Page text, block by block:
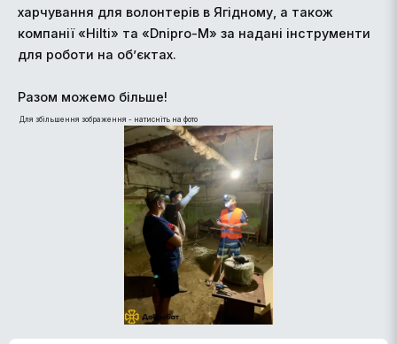
харчування для волонтерів в Ягідному, а також
компанії «Hilti» та «Dnipro-M» за надані інструменти
для роботи на об’єктах.
Разом можемо більше!
Для збільшення зображення - натисніть на фото